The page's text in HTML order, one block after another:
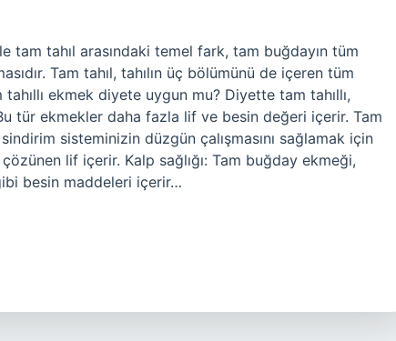
tam tahıl arasındaki temel fark, tam buğdayın tüm
Tam tahıl, tahılın üç bölümünü de içeren tüm
ekmek diyete uygun mu? Diyette tam tahıllı,
tür ekmekler daha fazla lif ve besin değeri içerir. Tam
sisteminizin düzgün çalışmasını sağlamak için
lif içerir. Kalp sağlığı: Tam buğday ekmeği,
besin maddeleri içerir…